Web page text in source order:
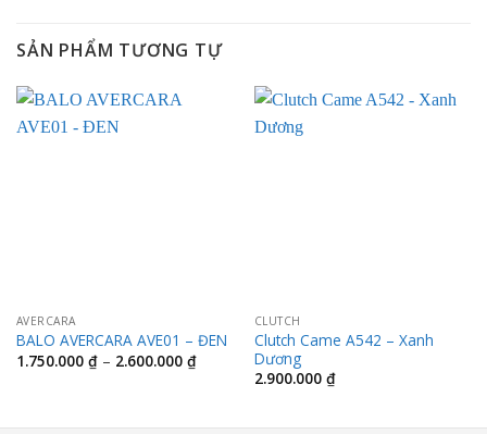
SẢN PHẨM TƯƠNG TỰ
AVERCARA
BALO AVERCARA AVE01 – ĐEN
1.750.000 ₫ – 2.600.000 ₫Khoảng
giá:
2.600.000 ₫
CLUTCH
Clutch Came A542 – Xanh
Dương
2.900.000 ₫